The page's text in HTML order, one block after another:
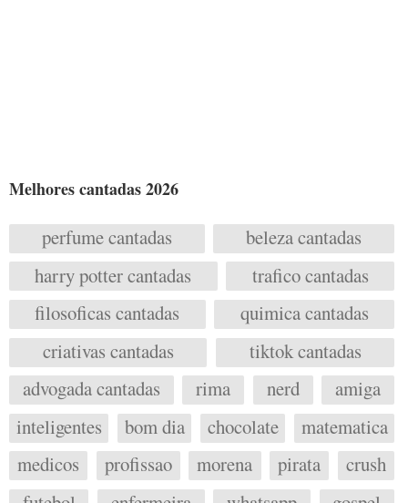
Melhores cantadas 2026
perfume cantadas
beleza cantadas
harry potter cantadas
trafico cantadas
filosoficas cantadas
quimica cantadas
criativas cantadas
tiktok cantadas
advogada cantadas
rima nerd
amiga
inteligentes
bom dia chocolate
matematica
medicos
profissao morena pirata
crush